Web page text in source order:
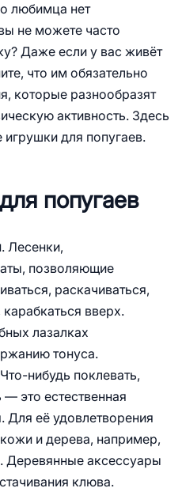
любимца нет
не можете часто
Даже если у вас живёт
что им обязательно
которые разнообразят
активность. Здесь
для попугаев.
попугаев
. Лесенки,
позволяющие
раскачиваться,
карабкаться вверх.
лазалках
тонуса.
нибудь поклевать,
это естественная
Для её удовлетворения
и дерева, например,
Деревянные аксессуары
клюва.